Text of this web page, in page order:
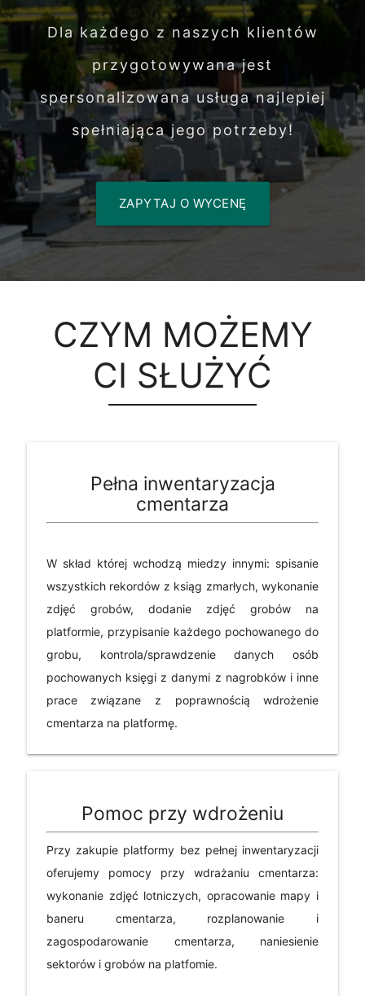
Dla każdego z naszych klientów
przygotowywana jest
spersonalizowana usługa najlepiej
spełniająca jego potrzeby!
ZAPYTAJ O WYCENĘ
CZYM MOŻEMY
CI SŁUŻYĆ
Pełna inwentaryzacja
cmentarza
W skład której wchodzą miedzy innymi: spisanie
wszystkich rekordów z ksiąg zmarłych, wykonanie
zdjęć grobów, dodanie zdjęć grobów na
platformie, przypisanie każdego pochowanego do
grobu, kontrola/sprawdzenie danych osób
pochowanych księgi z danymi z nagrobków i inne
prace związane z poprawnością wdrożenie
cmentarza na platformę.
Pomoc przy wdrożeniu
Przy zakupie platformy bez pełnej inwentaryzacji
oferujemy pomocy przy wdrażaniu cmentarza:
wykonanie zdjęć lotniczych, opracowanie mapy i
baneru cmentarza, rozplanowanie i
zagospodarowanie cmentarza, naniesienie
sektorów i grobów na platfomie.